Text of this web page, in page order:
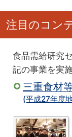
注目のコン
食品需給研究
記の事業を実
三重食材
(平成27年度